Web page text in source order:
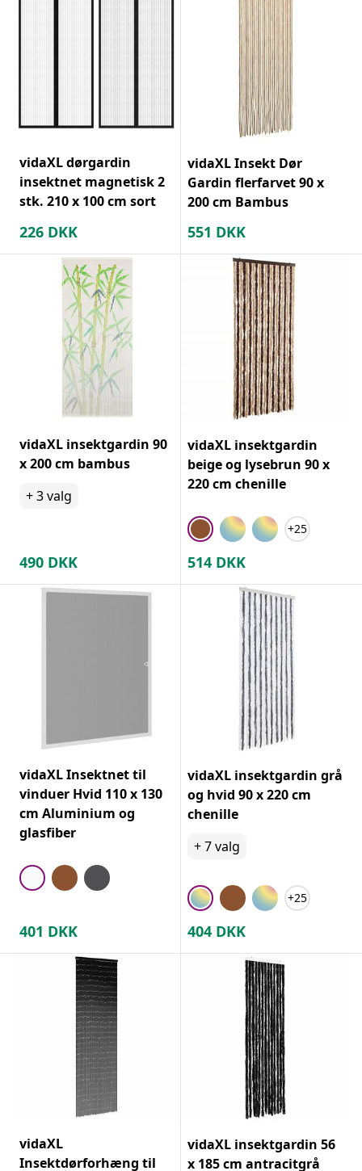
vidaXL dørgardin
insektnet magnetisk 2
stk. 210 x 100 cm sort
226 DKK
vidaXL Insekt Dør
Gardin flerfarvet 90 x
200 cm Bambus
551 DKK
vidaXL insektgardin 90
x 200 cm bambus
+3valg
490 DKK
vidaXL insektgardin
beige og lysebrun 90 x
220 cm chenille
+25
514 DKK
vidaXL Insektnet til
vinduer Hvid 110 x 130
cm Aluminium og
glasfiber
401 DKK
vidaXL insektgardin grå
og hvid 90 x 220 cm
chenille
+7valg
+25
404 DKK
vidaXL
Insektdørforhæng til
vidaXL insektgardin 56
x 185 cm antracitgrå